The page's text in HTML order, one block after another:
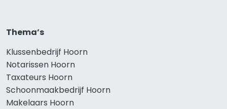
Thema’s
Klussenbedrijf Hoorn
Notarissen Hoorn
Taxateurs Hoorn
Schoonmaakbedrijf Hoorn
Makelaars Hoorn